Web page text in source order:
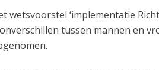
wetsvoorstel ‘implementatie
tussen mannen en